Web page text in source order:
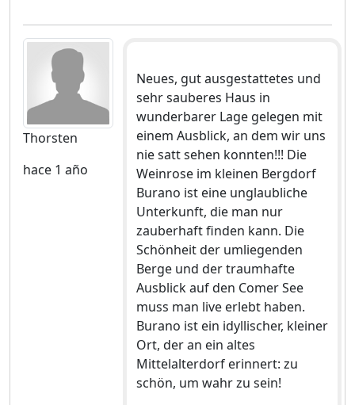
Thorsten
hace 1 año
Neues, gut ausgestattetes und
sehr sauberes Haus in
wunderbarer Lage gelegen mit
einem Ausblick, an dem wir uns
nie satt sehen konnten!!! Die
Weinrose im kleinen Bergdorf
Burano ist eine unglaubliche
Unterkunft, die man nur
zauberhaft finden kann. Die
Schönheit der umliegenden
Berge und der traumhafte
Ausblick auf den Comer See
muss man live erlebt haben.
Burano ist ein idyllischer, kleiner
Ort, der an ein altes
Mittelalterdorf erinnert: zu
schön, um wahr zu sein!